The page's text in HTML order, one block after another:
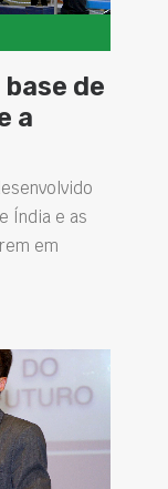
de
a
Índia e as
em